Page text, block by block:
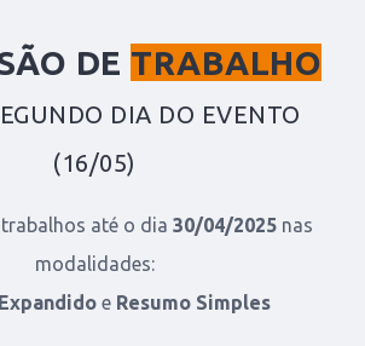
DE TRABALHO
DIA DO EVENTO
(16/05)
até o dia 30/04/2025nas
modalidades:
e Resumo Simples